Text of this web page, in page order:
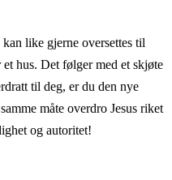
kan like gjerne oversettes til
hus. Det følger med et skjøte
til deg, er du den nye
måte overdro Jesus riket
og autoritet!